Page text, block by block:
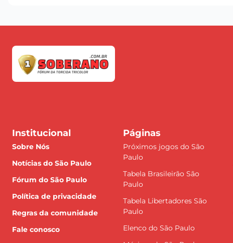
Institucional
Sobre Nós
Notícias do São Paulo
Fórum do São Paulo
Política de privacidade
Regras da comunidade
Fale conosco
Páginas
Próximos jogos do São
Paulo
Tabela Brasileirão São
Paulo
Tabela Libertadores São
Paulo
Elenco do São Paulo